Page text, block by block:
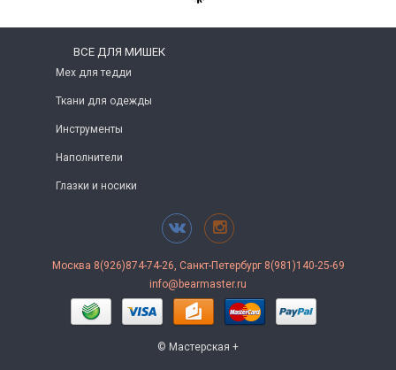
ВСЕ ДЛЯ МИШЕК
Мех для тедди
Ткани для одежды
Инструменты
Наполнители
Глазки и носики
Москва 8(926)874-74-26, Санкт-Петербург 8(981)140-25-69
info@bearmaster.ru
© Мастерская +